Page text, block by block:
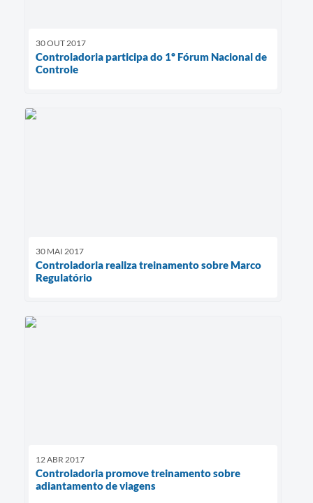
30 OUT 2017
Controladoria participa do 1º Fórum Nacional de
Controle
30 MAI 2017
Controladoria realiza treinamento sobre Marco
Regulatório
12 ABR 2017
Controladoria promove treinamento sobre
adiantamento de viagens